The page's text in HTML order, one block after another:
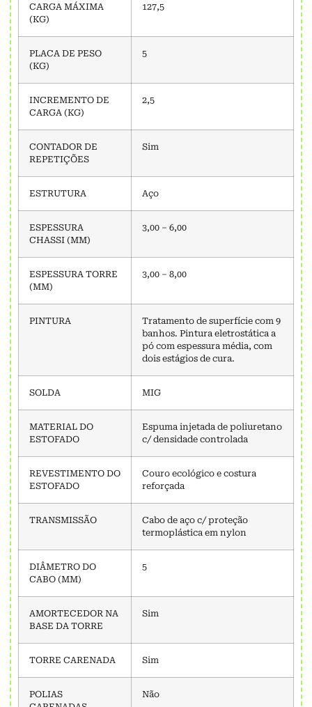
CARGA MÁXIMA
(KG)
127,5
PLACA DE PESO
(KG)
5
INCREMENTO DE
CARGA (KG)
2,5
CONTADOR DE
REPETIÇÕES
Sim
ESTRUTURA Aço
ESPESSURA
CHASSI (MM)
3,00 – 6,00
ESPESSURA TORRE
(MM)
3,00 – 8,00
PINTURA
Tratamento de superfície com 9
banhos. Pintura eletrostática a
pó com espessura média, com
dois estágios de cura.
SOLDA MIG
MATERIAL DO
ESTOFADO
Espuma injetada de poliuretano
c/ densidade controlada
REVESTIMENTO DO
ESTOFADO
Couro ecológico e costura
reforçada
TRANSMISSÃO
Cabo de aço c/ proteção
termoplástica em nylon
DIÂMETRO DO
CABO (MM)
5
AMORTECEDOR NA
BASE DA TORRE
Sim
TORRE CARENADA Sim
POLIAS
Não